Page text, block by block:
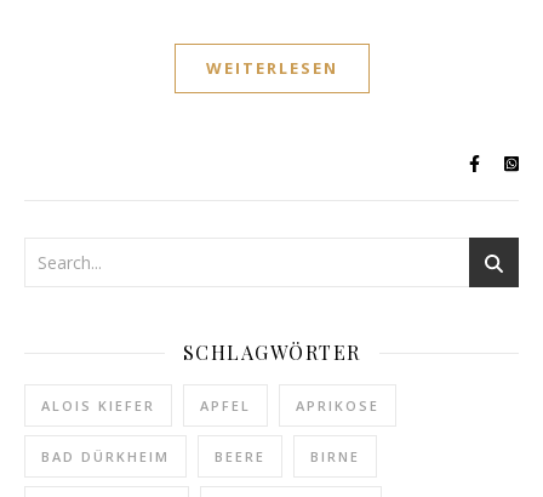
WEITERLESEN
SCHLAGWÖRTER
ALOIS KIEFER APFEL APRIKOSE
BAD DÜRKHEIM BEERE BIRNE